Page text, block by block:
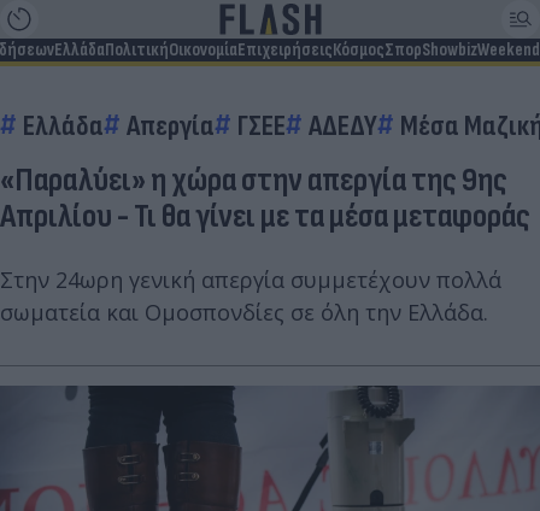
ΕλλάδαΠολιτικήΟικονομίαΕπιχειρήσειςΚόσμοςΣπορShowbizWeekend
Ελλάδα Απεργία ΓΣΕΕ ΑΔΕΔΥ Μέσα
«Παραλύει» η χώρα στην απεργία της 9ης
Απριλίου - Τι θα γίνει με τα μέσα μεταφοράς
Στην 24ωρη γενική απεργία συμμετέχουν πολλά
σωματεία και Ομοσπονδίες σε όλη την Ελλάδα.